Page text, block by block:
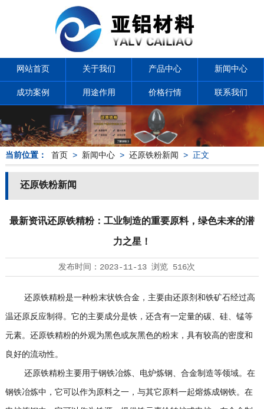
网站首页 关于我们 产品中心 新闻中心
成功案例 用途作用 价格行情 联系我们
当前位置： 首页 > 新闻中心> 还原铁粉新闻 > 正文
还原铁粉新闻
最新资讯还原铁精粉：工业制造的重要原料，绿色未来的潜
力之星！
发布时间： 2023-11-13浏览 516次
还原铁精粉是一种粉末状铁合金，主要由还原剂和铁矿石经过高
温还原反应制得。它的主要成分是铁，还含有一定量的碳、硅、锰等
元素。还原铁精粉的外观为黑色或灰黑色的粉末，具有较高的密度和
良好的流动性。
还原铁精粉主要用于钢铁冶炼、电炉炼钢、合金制造等领域。在
钢铁冶炼中，它可以作为原料之一，与其它原料一起熔炼成钢铁。在